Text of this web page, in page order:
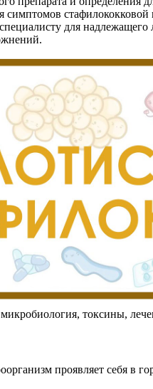
симптомов
для надлежащего
токсины,
проявляет себя в